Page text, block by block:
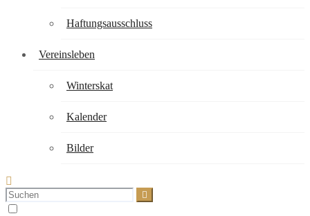
Haftungsausschluss
Vereinsleben
Winterskat
Kalender
Bilder